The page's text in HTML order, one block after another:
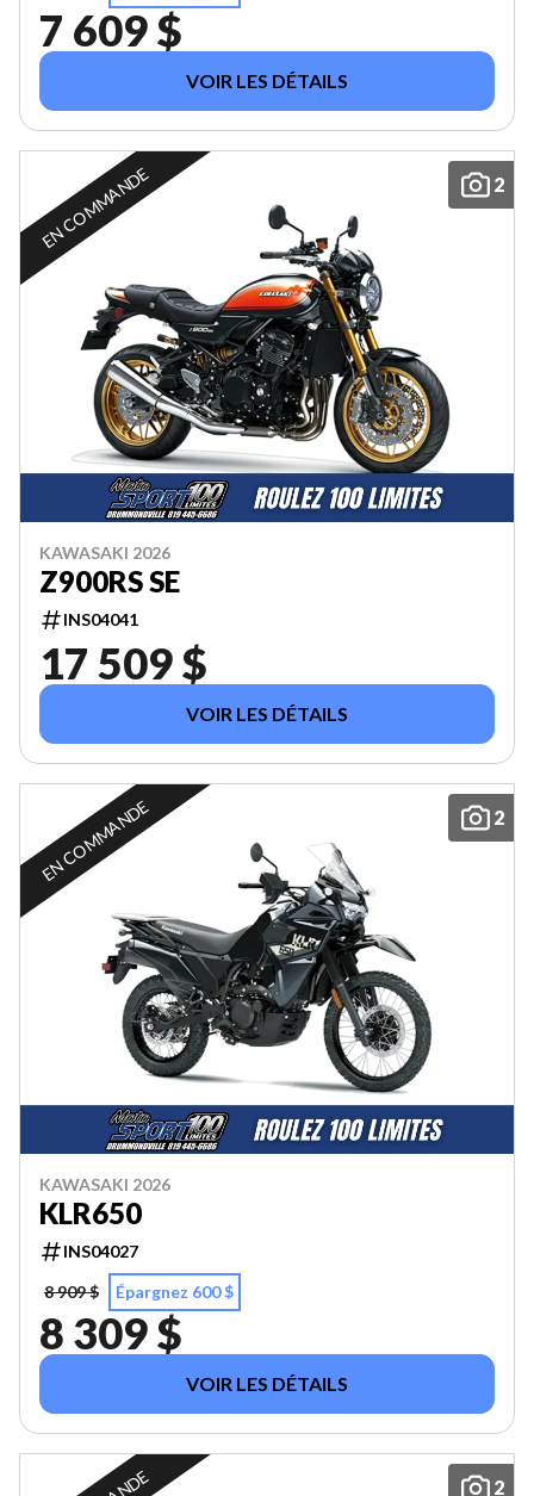
7 609 $
VOIR LES DÉTAILS
2
EN COMMANDE
KAWASAKI 2026
Z900RS SE
INS04041
17 509 $
VOIR LES DÉTAILS
2
EN COMMANDE
KAWASAKI 2026
KLR650
INS04027
8 909 $
Épargnez 600 $
8 309 $
VOIR LES DÉTAILS
2